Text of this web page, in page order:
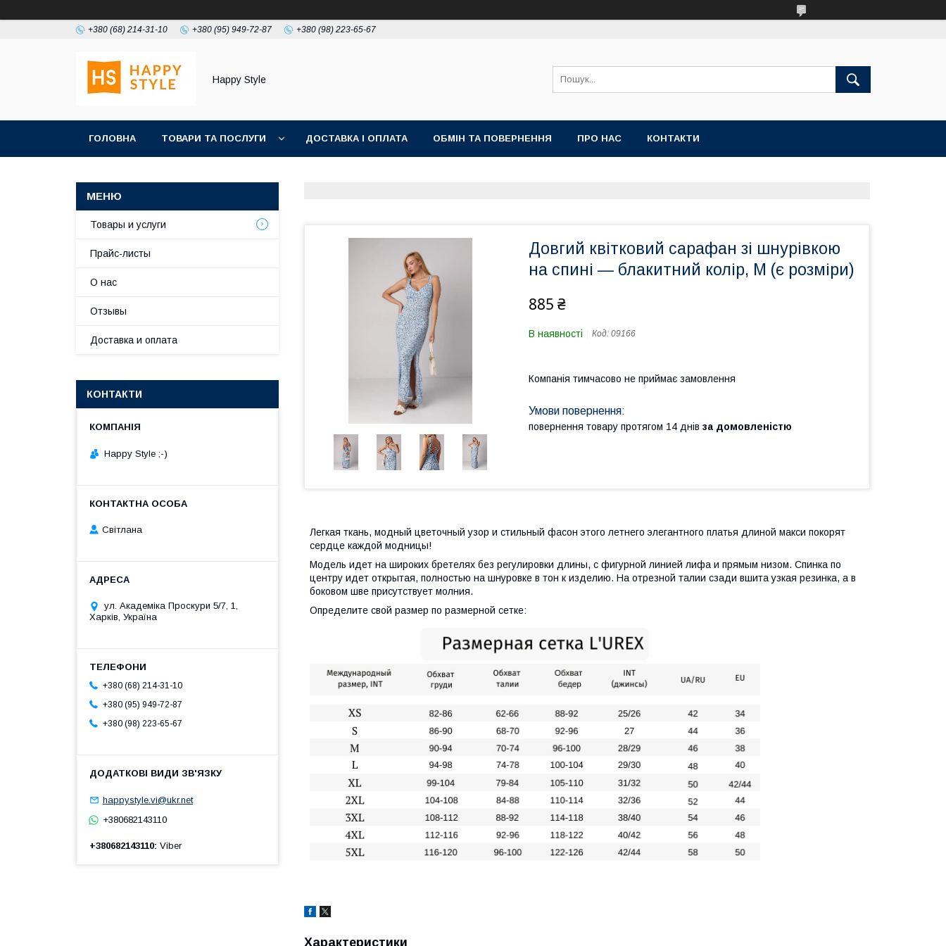
+380 (68) 214-31-10 +380 (95) 949-72-87 +380 (98) 223-65-67
Happy Style
ГОЛОВНА ТОВАРИ ТА ПОСЛУГИ ДОСТАВКА І ОПЛАТА ОБМІН ТА ПОВЕРНЕННЯ ПРО НАС КОНТАКТИ
Довгий квітковий сарафан зі шнурівкою
на спині — блакитний колір, M (є розміри)
885 ₴
В наявності Код: 09166
Компанія тимчасово не приймає замовлення
повернення товару протягом 14 днів за домовленістю
Легкая ткань, модный цветочный узор и стильный фасон этого летнего элегантного платья длиной макси покорят
сердце каждой модницы!
Модель идет на широких бретелях без регулировки длины, с фигурной линией лифа и прямым низом. Спинка по
центру идет открытая, полностью на шнуровке в тон к изделию. На отрезной талии сзади вшита узкая резинка, а в
боковом шве присутствует молния.
Определите свой размер по размерной сетке:
Характеристики
Товары и услуги
Прайс-листы
О нас
Отзывы
Доставка и оплата
КОНТАКТИ
Happy Style ;-)
Cвітлана
ул. Академіка Проскури 5/7, 1,
Харків, Україна
+380 (68) 214-31-10
+380 (95) 949-72-87
+380 (98) 223-65-67
happystyle.vi@ukr.net
+380682143110
+380682143110 Viber